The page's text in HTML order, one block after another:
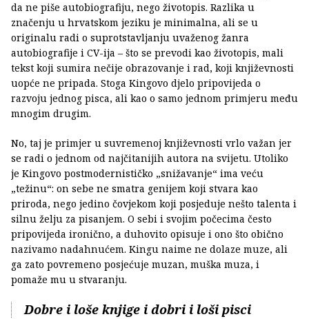
da ne piše autobiografiju, nego životopis. Razlika u
značenju u hrvatskom jeziku je minimalna, ali se u
originalu radi o suprotstavljanju uvaženog žanra
autobiografije i CV-ija – što se prevodi kao životopis, mali
tekst koji sumira nečije obrazovanje i rad, koji književnosti
uopće ne pripada. Stoga Kingovo djelo pripovijeda o
razvoju jednog pisca, ali kao o samo jednom primjeru među
mnogim drugim.
No, taj je primjer u suvremenoj književnosti vrlo važan jer
se radi o jednom od najčitanijih autora na svijetu. Utoliko
je Kingovo postmodernističko „snižavanje“ ima veću
„težinu“: on sebe ne smatra genijem koji stvara kao
priroda, nego jedino čovjekom koji posjeduje nešto talenta i
silnu želju za pisanjem. O sebi i svojim počecima često
pripovijeda ironično, a duhovito opisuje i ono što obično
nazivamo nadahnućem. Kingu naime ne dolaze muze, ali
ga zato povremeno posjećuje muzan, muška muza, i
pomaže mu u stvaranju.
Dobre i loše knjige i dobri i loši pisci